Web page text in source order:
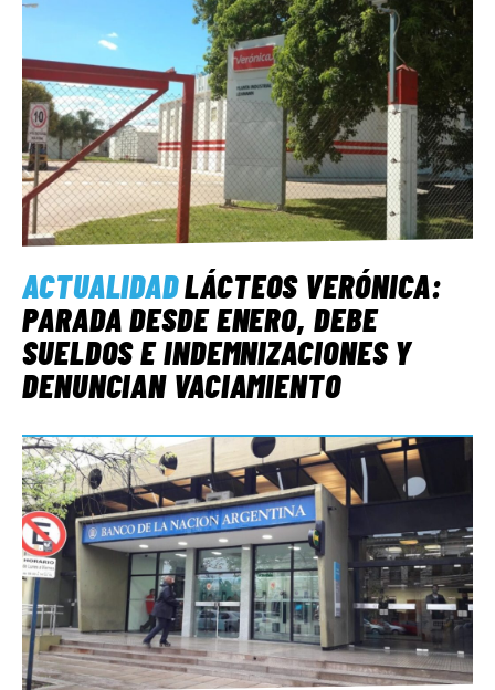
ACTUALIDADLÁCTEOS VERÓNICA:
PARADA DESDE ENERO, DEBE
SUELDOS E INDEMNIZACIONES Y
DENUNCIAN VACIAMIENTO